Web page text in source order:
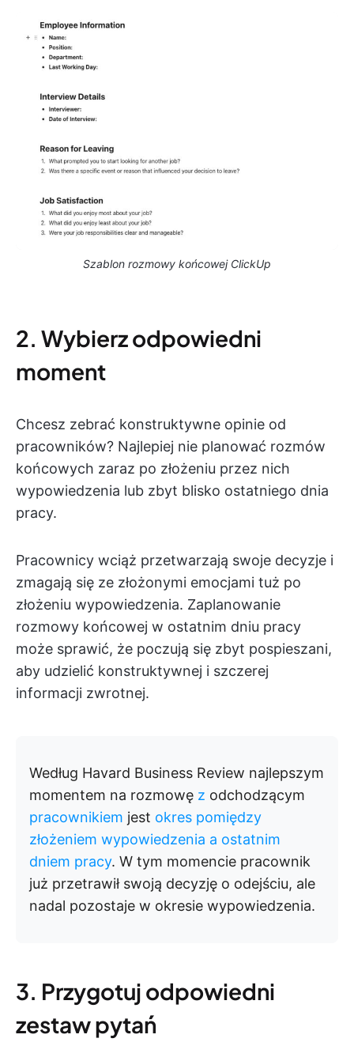
Szablon rozmowy końcowej ClickUp
2. Wybierz odpowiedni
moment
Chcesz zebrać konstruktywne opinie od
pracowników? Najlepiej nie planować rozmów
końcowych zaraz po złożeniu przez nich
wypowiedzenia lub zbyt blisko ostatniego dnia
pracy.
Pracownicy wciąż przetwarzają swoje decyzje i
zmagają się ze złożonymi emocjami tuż po
złożeniu wypowiedzenia. Zaplanowanie
rozmowy końcowej w ostatnim dniu pracy
może sprawić, że poczują się zbyt pospieszani,
aby udzielić konstruktywnej i szczerej
informacji zwrotnej.
Według Havard Business Review najlepszym
momentem na rozmowę z odchodzącym
pracownikiem jest okres pomiędzy
złożeniem wypowiedzenia a ostatnim
dniem pracy. W tym momencie pracownik
już przetrawił swoją decyzję o odejściu, ale
nadal pozostaje w okresie wypowiedzenia.
3. Przygotuj odpowiedni
zestaw pytań